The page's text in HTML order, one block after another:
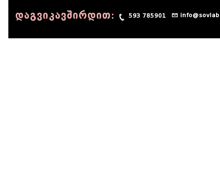
დაგვიკავშირდით: 593 785901